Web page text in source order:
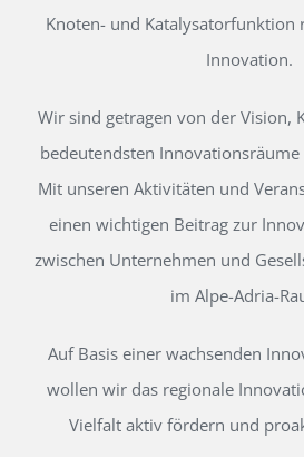
Knoten- und Katalysatorfunktion
Innovation.
Wir sind getragen von der Vision,
bedeutendsten Innovationsräume
Mit unseren Aktivitäten und
einen wichtigen Beitrag zur
zwischen Unternehmen und
im Alpe-Adria-
Auf Basis einer wachsenden
wollen wir das regionale
Vielfalt aktiv fördern und